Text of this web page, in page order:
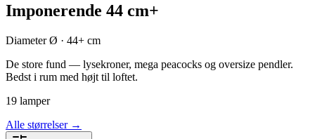
Imponerende 44 cm+
Diameter Ø · 44+ cm
De store fund — lysekroner, mega peacocks og oversize pendler.
Bedst i rum med højt til loftet.
19 lamper
Alle størrelser→